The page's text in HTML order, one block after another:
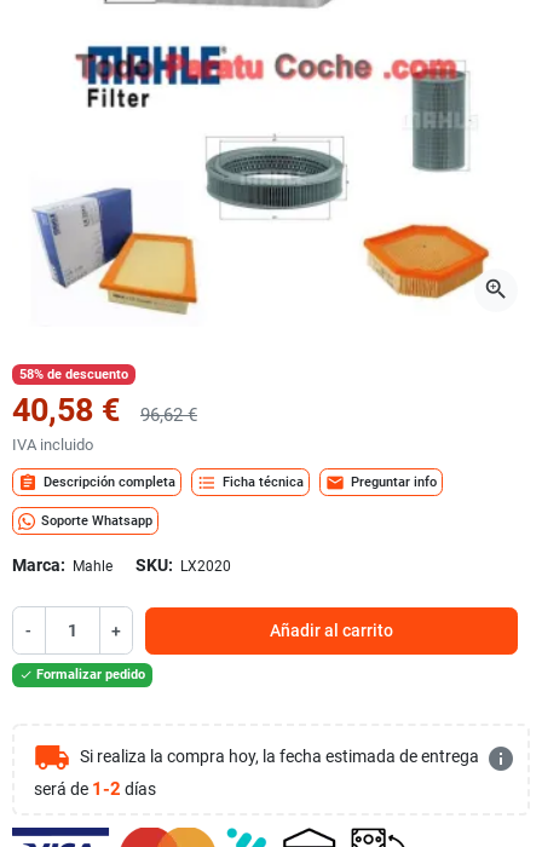
zoom_in
58% de descuento
40,58 € 96,62 €
IVA incluido
assignment Descripción completa format_list_bulleted Ficha técnica mail Preguntar info
Soporte Whatsapp
Marca: Mahle SKU: LX2020
- + Añadir al carrito
 Formalizar pedido
local_shipping Si realiza la compra hoy, la fecha estimada de entrega
será de 1-2 días
info